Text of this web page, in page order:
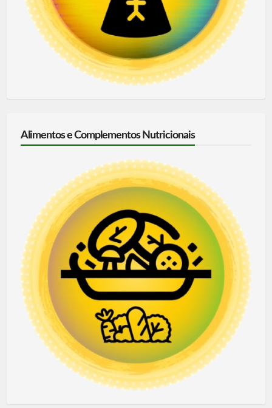
Alimentos e Complementos Nutricionais